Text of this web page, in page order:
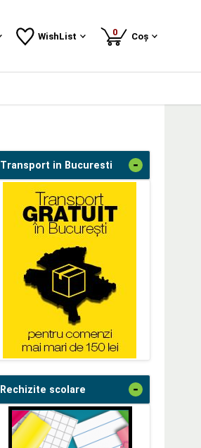
WishList 0produse
Coș
Transport in Bucuresti -
Rechizite scolare -